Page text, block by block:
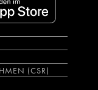
(CSR)